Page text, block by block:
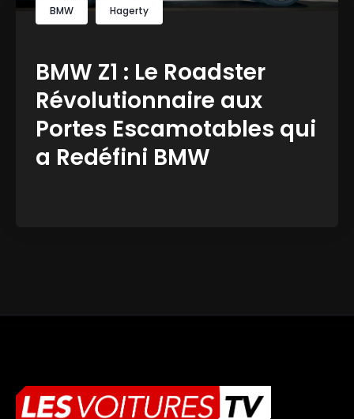
BMW Hagerty
BMW Z1 : Le Roadster
Révolutionnaire aux
Portes Escamotables qui
a Redéfini BMW